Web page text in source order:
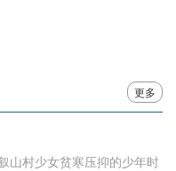
更多
山村少女贫寒压抑的少年时